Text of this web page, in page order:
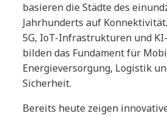
basieren die Städte des
Jahrhunderts auf
5G, IoT-Infrastrukturen und
bilden das Fundament für
Energieversorgung, Logistik
Sicherheit.
Bereits heute zeigen